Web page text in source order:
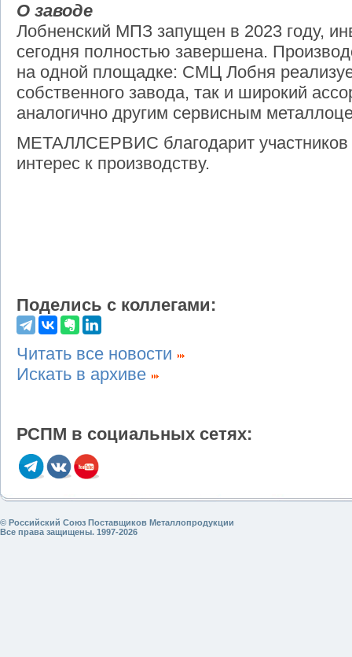
О заводе
Лобненский МПЗ запущен в 2023 году,
сегодня полностью завершена.
на одной площадке: СМЦ Лобня
собственного завода, так и широкий
аналогично другим сервисным
МЕТАЛЛСЕРВИС благодарит участников
интерес к производству.
Поделись с коллегами:
Читать все новости
Искать в архиве
РСПМ в социальных сетях:
© Российский Союз Поставщиков Металлопродукции
Все права защищены. 1997-2026